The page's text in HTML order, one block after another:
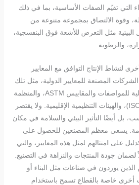
التي تقيّم الصفات الأساسية، بما في ذلك
وقوة الالتصاق بمجموعة متنوعة من
مثل التعرض للأشعة فوق البنفسجية،
والرطوبة.
لنشاط الإنتاج التوافق مع المعايير
المصنعة للمعايير الدولية، مثل تلك
الصادرة عن المنظمة الدولية للمواصفات والمقاييس ASTM، والمنظمة
الدولية للتوحيد القياسي (ISO)، والهيئات التنظيمية الإقليمية. ولا يقتصر
بل أيضًا التأثير البيئي والسلامة في مكان
يسعى معظم المصنعين للحصول على
على امتثالهم لمثل هذه المعايير، والتي
لضمان جودة المنتجات والنزاهة في التصنيع.
يوردون في صناعات مثل البناء أو
أخرى خاصة بالقطاع تسمح باستخدام